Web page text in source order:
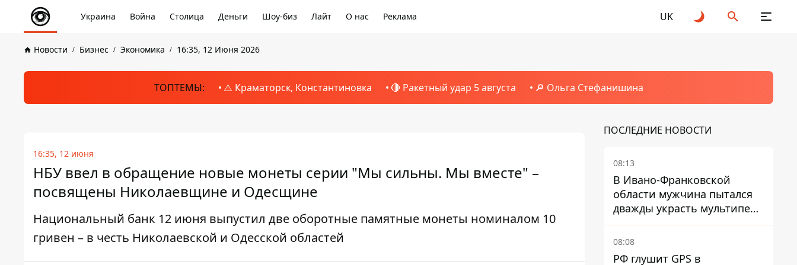
Украина Война Столица Деньги Шоу-биз Лайт О нас Реклама UK
Новости Бизнес Экономика 16:35, 12 Июня 2026
ТОПТЕМЫ: ⚠️ Краматорск, Константиновка 🔴 Ракетный удар 5 августа 🔎 Ольга Стефанишина
16:35, 12 июня
НБУ ввел в обращение новые монеты серии "Мы сильны. Мы вместе" –
посвящены Николаевщине и Одесщине
Национальный банк 12 июня выпустил две оборотные памятные монеты номиналом 10
гривен – в честь Николаевской и Одесской областей
ПОСЛЕДНИЕ НОВОСТИ
08:13
В Ивано-Франковской
области мужчина пытался
дважды украсть мультипечь
из Эпицентра - суд вынес
приговор
08:08
РФ глушит GPS в